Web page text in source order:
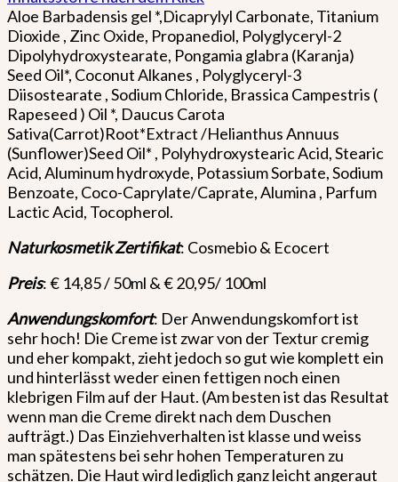
Aloe Barbadensis gel *,Dicaprylyl Carbonate, Titanium
Dioxide , Zinc Oxide, Propanediol, Polyglyceryl-2
Dipolyhydroxystearate, Pongamia glabra (Karanja)
Seed Oil*, Coconut Alkanes , Polyglyceryl-3
Diisostearate , Sodium Chloride, Brassica Campestris (
Rapeseed ) Oil *, Daucus Carota
Sativa(Carrot)Root*Extract /Helianthus Annuus
(Sunflower)Seed Oil* , Polyhydroxystearic Acid, Stearic
Acid, Aluminum hydroxyde, Potassium Sorbate, Sodium
Benzoate, Coco-Caprylate/Caprate, Alumina , Parfum
Lactic Acid, Tocopherol.
Naturkosmetik Zertifikat: Cosmebio & Ecocert
Preis: € 14,85 / 50ml & € 20,95/ 100ml
Anwendungskomfort: Der Anwendungskomfort ist
sehr hoch! Die Creme ist zwar von der Textur cremig
und eher kompakt, zieht jedoch so gut wie komplett ein
und hinterlässt weder einen fettigen noch einen
klebrigen Film auf der Haut. (Am besten ist das Resultat
wenn man die Creme direkt nach dem Duschen
aufträgt.) Das Einziehverhalten ist klasse und weiss
man spätestens bei sehr hohen Temperaturen zu
schätzen. Die Haut wird lediglich ganz leicht angeraut